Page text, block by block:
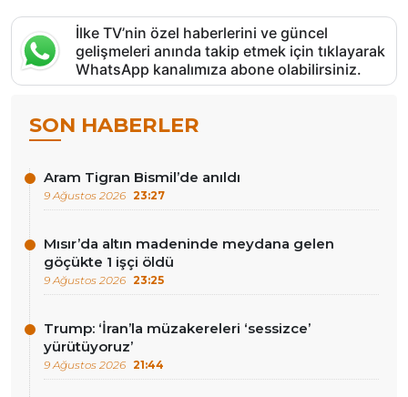
İlke TV’nin özel haberlerini ve güncel
gelişmeleri anında takip etmek için tıklayarak
WhatsApp kanalımıza abone olabilirsiniz.
SON HABERLER
Aram Tigran Bismil’de anıldı
9 Ağustos 2026 23:27
Mısır’da altın madeninde meydana gelen
göçükte 1 işçi öldü
9 Ağustos 2026 23:25
Trump: ‘İran’la müzakereleri ‘sessizce’
yürütüyoruz’
9 Ağustos 2026 21:44